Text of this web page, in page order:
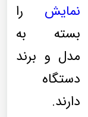
نمایش را
بسته به
مدل و برند
دستگاه
دارند.